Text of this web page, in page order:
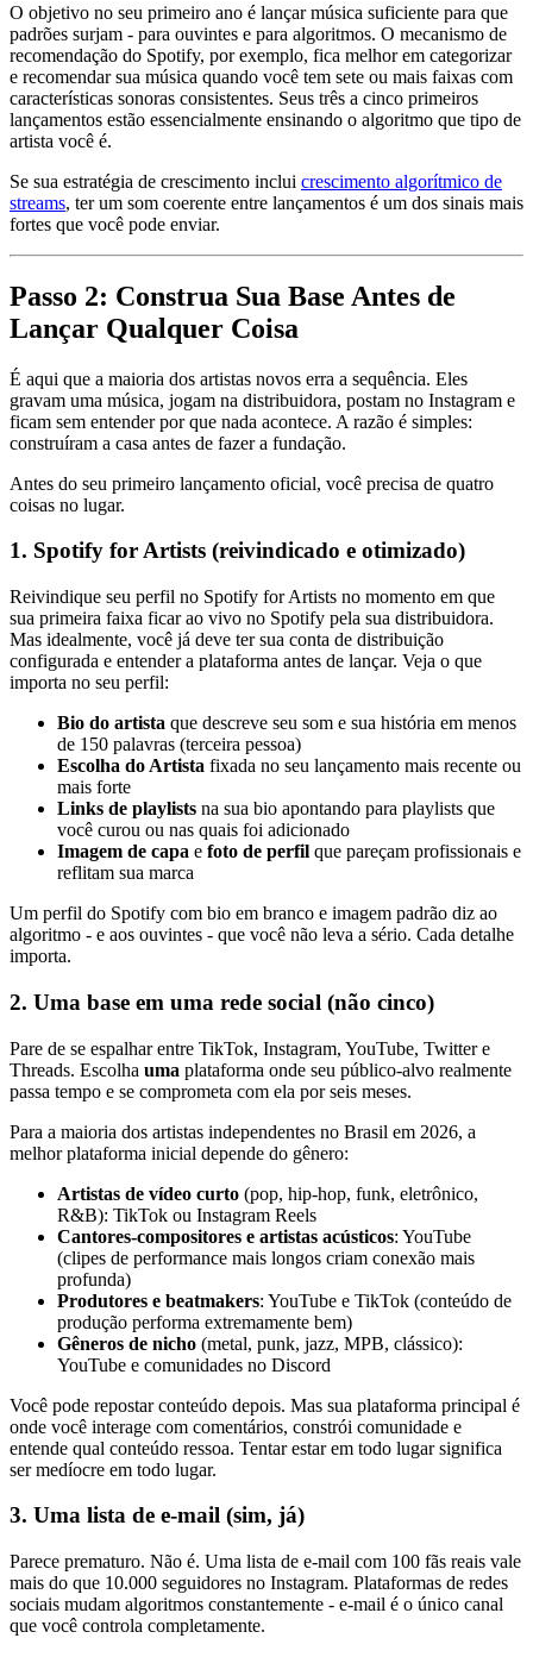
O objetivo no seu primeiro ano é lançar música suficiente para que
padrões surjam - para ouvintes e para algoritmos. O mecanismo de
recomendação do Spotify, por exemplo, fica melhor em categorizar
e recomendar sua música quando você tem sete ou mais faixas com
características sonoras consistentes. Seus três a cinco primeiros
lançamentos estão essencialmente ensinando o algoritmo que tipo de
artista você é.
Se sua estratégia de crescimento inclui crescimento algorítmico de
streams, ter um som coerente entre lançamentos é um dos sinais mais
fortes que você pode enviar.
Passo 2: Construa Sua Base Antes de
Lançar Qualquer Coisa
É aqui que a maioria dos artistas novos erra a sequência. Eles
gravam uma música, jogam na distribuidora, postam no Instagram e
ficam sem entender por que nada acontece. A razão é simples:
construíram a casa antes de fazer a fundação.
Antes do seu primeiro lançamento oficial, você precisa de quatro
coisas no lugar.
1. Spotify for Artists (reivindicado e otimizado)
Reivindique seu perfil no Spotify for Artists no momento em que
sua primeira faixa ficar ao vivo no Spotify pela sua distribuidora.
Mas idealmente, você já deve ter sua conta de distribuição
configurada e entender a plataforma antes de lançar. Veja o que
importa no seu perfil:
Bio do artista que descreve seu som e sua história em menos
de 150 palavras (terceira pessoa)
Escolha do Artista fixada no seu lançamento mais recente ou
mais forte
Links de playlists na sua bio apontando para playlists que
você curou ou nas quais foi adicionado
Imagem de capa e foto de perfil que pareçam profissionais e
reflitam sua marca
Um perfil do Spotify com bio em branco e imagem padrão diz ao
algoritmo - e aos ouvintes - que você não leva a sério. Cada detalhe
importa.
2. Uma base em uma rede social (não cinco)
Pare de se espalhar entre TikTok, Instagram, YouTube, Twitter e
Threads. Escolha uma plataforma onde seu público-alvo realmente
passa tempo e se comprometa com ela por seis meses.
Para a maioria dos artistas independentes no Brasil em 2026, a
melhor plataforma inicial depende do gênero:
Artistas de vídeo curto (pop, hip-hop, funk, eletrônico,
R&B): TikTok ou Instagram Reels
Cantores-compositores e artistas acústicos: YouTube
(clipes de performance mais longos criam conexão mais
profunda)
Produtores e beatmakers: YouTube e TikTok (conteúdo de
produção performa extremamente bem)
Gêneros de nicho (metal, punk, jazz, MPB, clássico):
YouTube e comunidades no Discord
Você pode repostar conteúdo depois. Mas sua plataforma principal é
onde você interage com comentários, constrói comunidade e
entende qual conteúdo ressoa. Tentar estar em todo lugar significa
ser medíocre em todo lugar.
3. Uma lista de e-mail (sim, já)
Parece prematuro. Não é. Uma lista de e-mail com 100 fãs reais vale
mais do que 10.000 seguidores no Instagram. Plataformas de redes
sociais mudam algoritmos constantemente - e-mail é o único canal
que você controla completamente.